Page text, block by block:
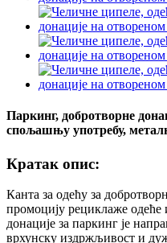
Паркинг, добротворне
спољашњу употребу,
Кратак опис:
Канта за одећу за
промоцију рециклаже одеће
донације за паркинг је
врхунску издржљивост и